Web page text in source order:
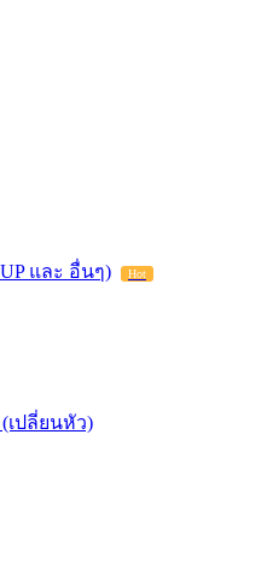
และ อื่นๆ) Hot
(เปลี่ยนหัว)